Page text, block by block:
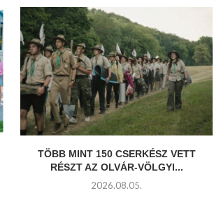
TÖBB MINT 150 CSERKÉSZ VETT
RÉSZT AZ OLVÁR-VÖLGYI...
2026.08.05.